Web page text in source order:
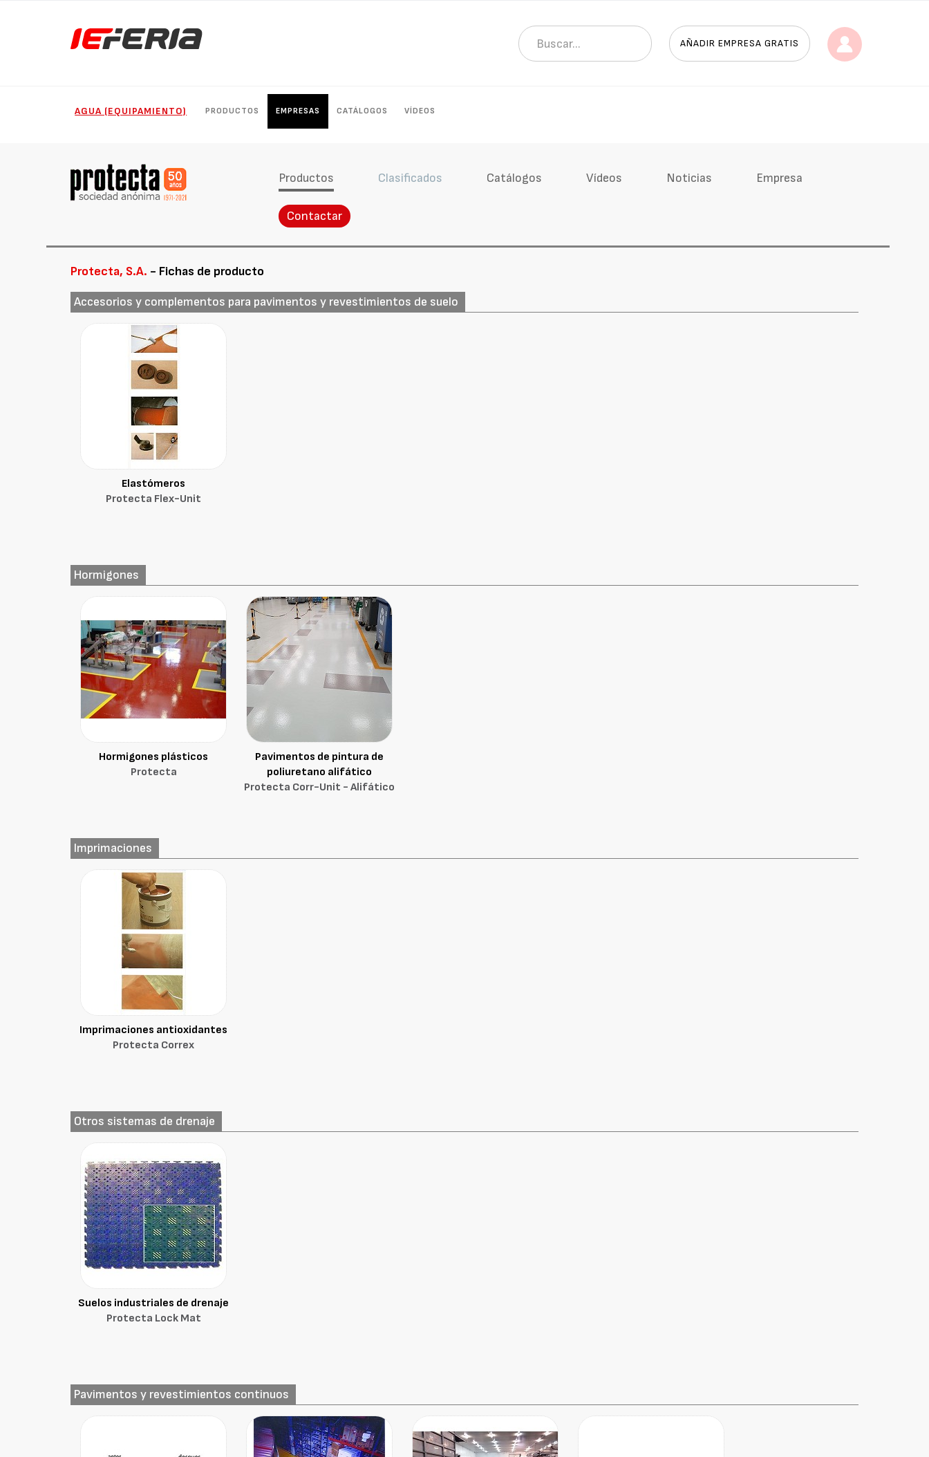
AÑADIR EMPRESA GRATIS
AGUA (EQUIPAMIENTO) PRODUCTOS EMPRESAS CATÁLOGOS VÍDEOS
Productos Clasificados Catálogos Vídeos Noticias Empresa
Contactar
Protecta, S.A. - Fichas de producto
Accesorios y complementos para pavimentos y revestimientos de suelo
Elastómeros
Protecta Flex-Unit
Hormigones
Hormigones plásticos
Protecta
Pavimentos de pintura de
poliuretano alifático
Protecta Corr-Unit - Alifático
Imprimaciones
Imprimaciones antioxidantes
Protecta Correx
Otros sistemas de drenaje
Suelos industriales de drenaje
Protecta Lock Mat
Pavimentos y revestimientos continuos